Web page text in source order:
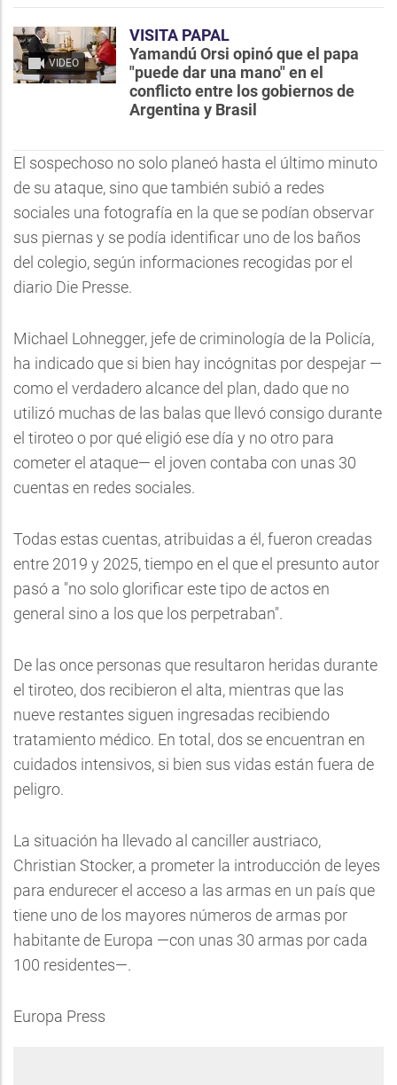
VIDEO
VISITA PAPAL
Yamandú Orsi opinó que el papa
"puede dar una mano" en el
conflicto entre los gobiernos de
Argentina y Brasil
El sospechoso no solo planeó hasta el último minuto
de su ataque, sino que también subió a redes
sociales una fotografía en la que se podían observar
sus piernas y se podía identificar uno de los baños
del colegio, según informaciones recogidas por el
diario Die Presse.
Michael Lohnegger, jefe de criminología de la Policía,
ha indicado que si bien hay incógnitas por despejar —
como el verdadero alcance del plan, dado que no
utilizó muchas de las balas que llevó consigo durante
el tiroteo o por qué eligió ese día y no otro para
cometer el ataque— el joven contaba con unas 30
cuentas en redes sociales.
Todas estas cuentas, atribuidas a él, fueron creadas
entre 2019 y 2025, tiempo en el que el presunto autor
pasó a "no solo glorificar este tipo de actos en
general sino a los que los perpetraban".
De las once personas que resultaron heridas durante
el tiroteo, dos recibieron el alta, mientras que las
nueve restantes siguen ingresadas recibiendo
tratamiento médico. En total, dos se encuentran en
cuidados intensivos, si bien sus vidas están fuera de
peligro.
La situación ha llevado al canciller austriaco,
Christian Stocker, a prometer la introducción de leyes
para endurecer el acceso a las armas en un país que
tiene uno de los mayores números de armas por
habitante de Europa —con unas 30 armas por cada
100 residentes—.
Europa Press